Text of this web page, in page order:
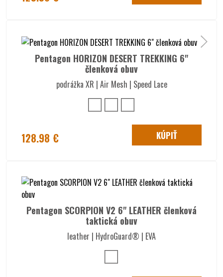
Pentagon HORIZON DESERT TREKKING 6"
členková obuv
podrážka XR | Air Mesh | Speed Lace
128.98 € KÚPIŤ
Pentagon SCORPION V2 6" LEATHER členková
taktická obuv
leather | HydroGuard® | EVA